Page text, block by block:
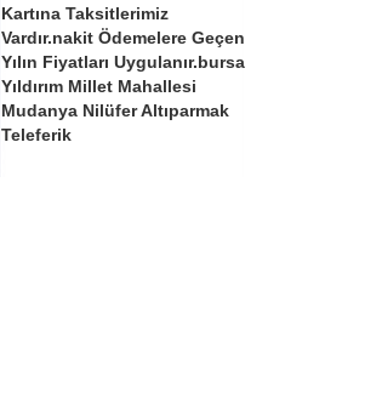
Kartına Taksitlerimiz
Vardır.nakit Ödemelere Geçen
Yılın Fiyatları Uygulanır.bursa
Yıldırım Millet Mahallesi
Mudanya Nilüfer Altıparmak
Teleferik